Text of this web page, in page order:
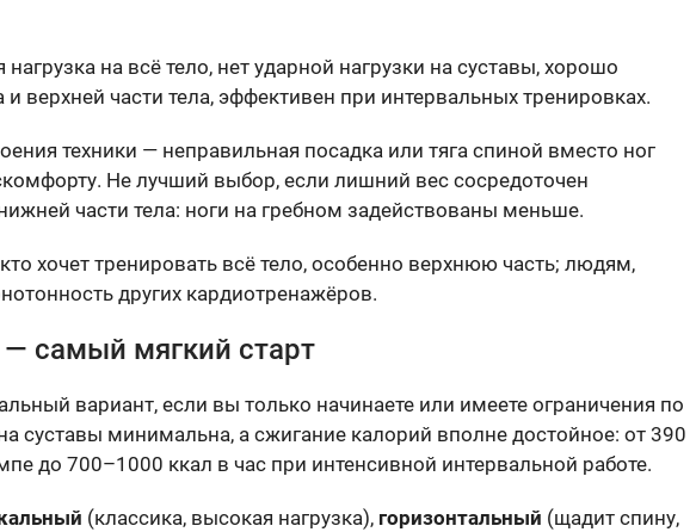
на всё тело, нет ударной нагрузки на суставы, хорошо
и верхней части тела, эффективен при интервальных тренировках.
техники — неправильная посадка или тяга спиной вместо ног
Не лучший выбор, если лишний вес сосредоточен
части тела: ноги на гребном задействованы меньше.
хочет тренировать всё тело, особенно верхнюю часть; людям,
других кардиотренажёров.
самый мягкий старт
вариант, если вы только начинаете или имеете ограничения по
суставы минимальна, а сжигание калорий вполне достойное: от 390
до 700–1000 ккал в час при интенсивной интервальной работе.
(классика, высокая нагрузка), горизонтальный (щадит спину,